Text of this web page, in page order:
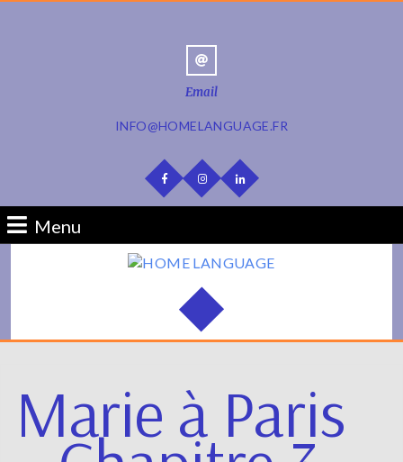
Email
INFO@HOMELANGUAGE.FR
Menu
Marie à Paris